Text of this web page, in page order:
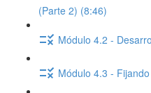
(Parte 2) (8:46)
Módulo 4.2 -
Módulo 4.3 -